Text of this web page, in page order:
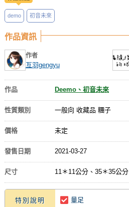
demo 初音未來
作品資訊
作者
亙羽gengyu
作品 Deemo、初音未來
性質類別 一般向 收藏品 糰子
價格 未定
發售日期 2021-03-27
尺寸 11＊11公分、35＊35公分
特別說明 量足